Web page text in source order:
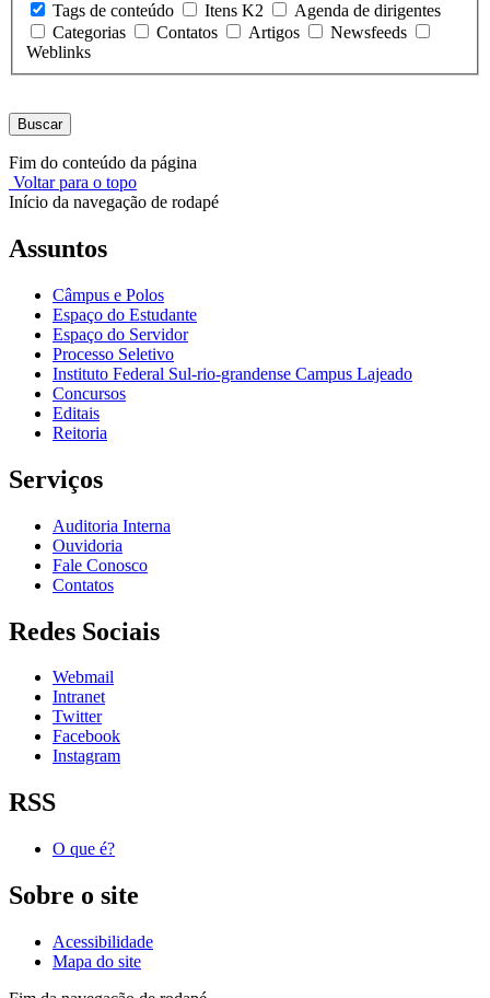
Tags de conteúdo
Itens K2
Agenda de dirigentes
Categorias
Contatos Artigos
Newsfeeds
Weblinks
Buscar
Fim do conteúdo da página
Voltar para o topo
Início da navegação de rodapé
Assuntos
Câmpus e Polos
Espaço do Estudante
Espaço do Servidor
Processo Seletivo
Instituto Federal Sul-rio-grandense Campus Lajeado
Concursos
Editais
Reitoria
Serviços
Auditoria Interna
Ouvidoria
Fale Conosco
Contatos
Redes Sociais
Webmail
Intranet
Twitter
Facebook
Instagram
RSS
O que é?
Sobre o site
Acessibilidade
Mapa do site